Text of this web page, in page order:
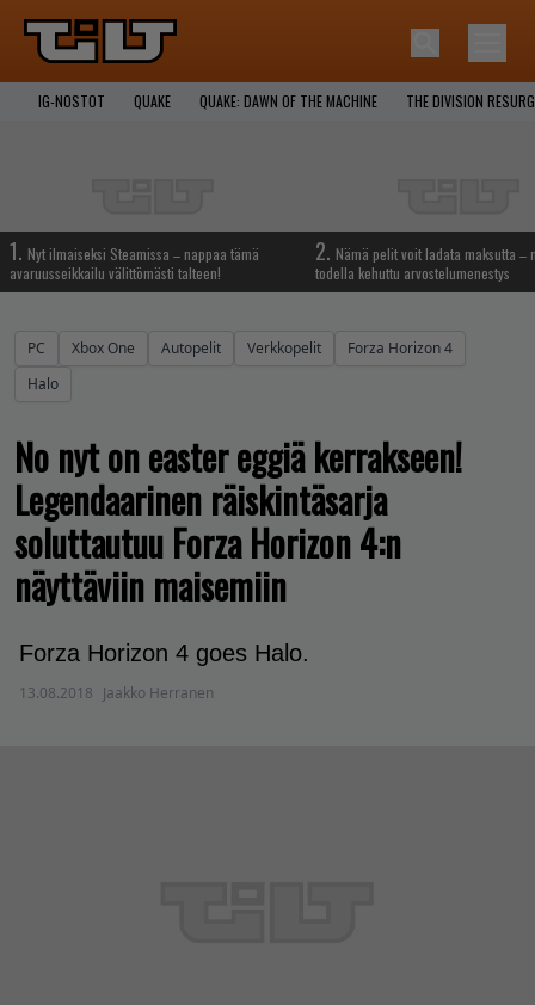
IG-NOSTOT QUAKE QUAKE: DAWN OF THE MACHINE THE DIVISION
1. Nyt ilmaiseksi Steamissa – nappaa tämä
avaruusseikkailu välittömästi talteen!
2. Nämä pelit voit ladata maksutta –
todella kehuttu arvostelumenestys
PC Xbox One Autopelit Verkkopelit
Forza Horizon 4
Halo
No nyt on easter eggiä kerrakseen!
Legendaarinen räiskintäsarja
soluttautuu Forza Horizon 4:n
näyttäviin maisemiin
Forza Horizon 4 goes Halo.
13.08.2018 Jaakko Herranen